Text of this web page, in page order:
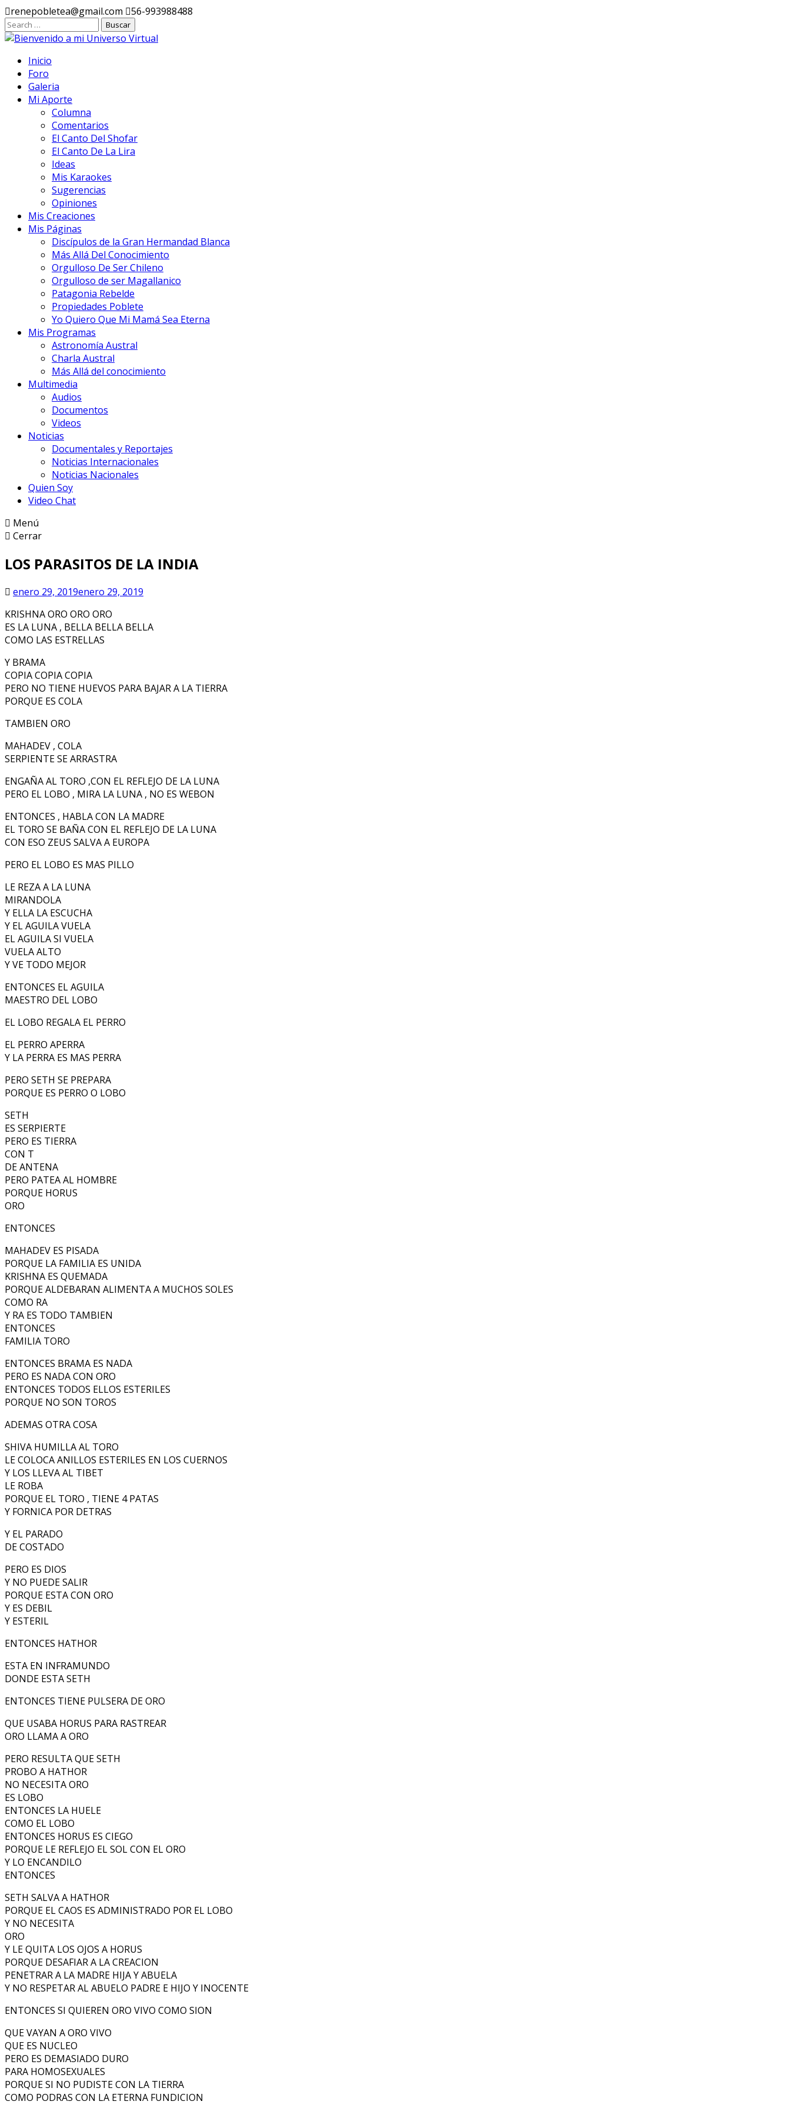
Ir
al
contenido
renepobletea@gmail.com 56-993988488
Inicio
Foro
Galeria
Mi Aporte
Columna
Comentarios
El Canto Del Shofar
El Canto De La Lira
Ideas
Mis Karaokes
Sugerencias
Opiniones
Mis Creaciones
Mis Páginas
Discípulos de la Gran Hermandad Blanca
Más Allá Del Conocimiento
Orgulloso De Ser Chileno
Orgulloso de ser Magallanico
Patagonia Rebelde
Propiedades Poblete
Yo Quiero Que Mi Mamá Sea Eterna
Mis Programas
Astronomía Austral
Charla Austral
Más Allá del conocimiento
Multimedia
Audios
Documentos
Videos
Noticias
Documentales y Reportajes
Noticias Internacionales
Noticias Nacionales
Quien Soy
Video Chat
Menú
Cerrar
LOS PARASITOS DE LA INDIA
enero 29, 2019enero 29, 2019
KRISHNA ORO ORO ORO
ES LA LUNA , BELLA BELLA BELLA
COMO LAS ESTRELLAS
Y BRAMA
COPIA COPIA COPIA
PERO NO TIENE HUEVOS PARA BAJAR A LA TIERRA
PORQUE ES COLA
TAMBIEN ORO
MAHADEV , COLA
SERPIENTE SE ARRASTRA
ENGAÑA AL TORO ,CON EL REFLEJO DE LA LUNA
PERO EL LOBO , MIRA LA LUNA , NO ES WEBON
ENTONCES , HABLA CON LA MADRE
EL TORO SE BAÑA CON EL REFLEJO DE LA LUNA
CON ESO ZEUS SALVA A EUROPA
PERO EL LOBO ES MAS PILLO
LE REZA A LA LUNA
MIRANDOLA
Y ELLA LA ESCUCHA
Y EL AGUILA VUELA
EL AGUILA SI VUELA
VUELA ALTO
Y VE TODO MEJOR
ENTONCES EL AGUILA
MAESTRO DEL LOBO
EL LOBO REGALA EL PERRO
EL PERRO APERRA
Y LA PERRA ES MAS PERRA
PERO SETH SE PREPARA
PORQUE ES PERRO O LOBO
SETH
ES SERPIERTE
PERO ES TIERRA
CON T
DE ANTENA
PERO PATEA AL HOMBRE
PORQUE HORUS
ORO
ENTONCES
MAHADEV ES PISADA
PORQUE LA FAMILIA ES UNIDA
KRISHNA ES QUEMADA
PORQUE ALDEBARAN ALIMENTA A MUCHOS SOLES
COMO RA
Y RA ES TODO TAMBIEN
ENTONCES
FAMILIA TORO
ENTONCES BRAMA ES NADA
PERO ES NADA CON ORO
ENTONCES TODOS ELLOS ESTERILES
PORQUE NO SON TOROS
ADEMAS OTRA COSA
SHIVA HUMILLA AL TORO
LE COLOCA ANILLOS ESTERILES EN LOS CUERNOS
Y LOS LLEVA AL TIBET
LE ROBA
PORQUE EL TORO , TIENE 4 PATAS
Y FORNICA POR DETRAS
Y EL PARADO
DE COSTADO
PERO ES DIOS
Y NO PUEDE SALIR
PORQUE ESTA CON ORO
Y ES DEBIL
Y ESTERIL
ENTONCES HATHOR
ESTA EN INFRAMUNDO
DONDE ESTA SETH
ENTONCES TIENE PULSERA DE ORO
QUE USABA HORUS PARA RASTREAR
ORO LLAMA A ORO
PERO RESULTA QUE SETH
PROBO A HATHOR
NO NECESITA ORO
ES LOBO
ENTONCES LA HUELE
COMO EL LOBO
ENTONCES HORUS ES CIEGO
PORQUE LE REFLEJO EL SOL CON EL ORO
Y LO ENCANDILO
ENTONCES
SETH SALVA A HATHOR
PORQUE EL CAOS ES ADMINISTRADO POR EL LOBO
Y NO NECESITA
ORO
Y LE QUITA LOS OJOS A HORUS
PORQUE DESAFIAR A LA CREACION
PENETRAR A LA MADRE HIJA Y ABUELA
Y NO RESPETAR AL ABUELO PADRE E HIJO Y INOCENTE
ENTONCES SI QUIEREN ORO VIVO COMO SION
QUE VAYAN A ORO VIVO
QUE ES NUCLEO
PERO ES DEMASIADO DURO
PARA HOMOSEXUALES
PORQUE SI NO PUDISTE CON LA TIERRA
COMO PODRAS CON LA ETERNA FUNDICION